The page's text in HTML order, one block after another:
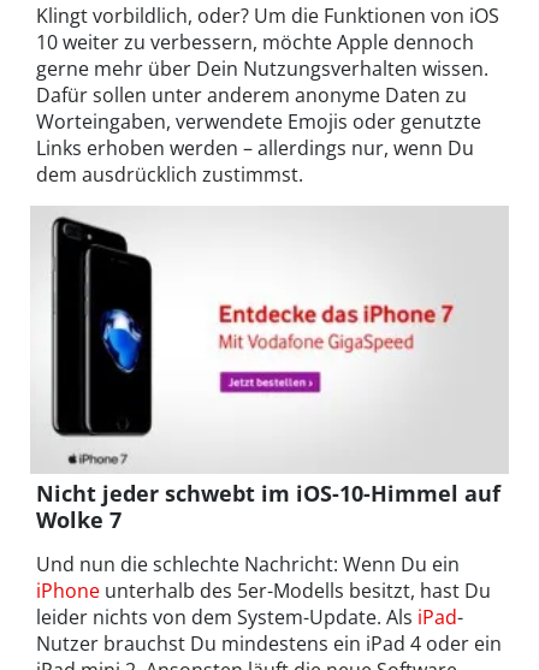
Klingt vorbildlich, oder? Um die Funktionen von iOS
10 weiter zu verbessern, möchte Apple dennoch
gerne mehr über Dein Nutzungsverhalten wissen.
Dafür sollen unter anderem anonyme Daten zu
Worteingaben, verwendete Emojis oder genutzte
Links erhoben werden – allerdings nur, wenn Du
dem ausdrücklich zustimmst.
Nicht jeder schwebt im iOS-10-Himmel auf
Wolke 7
Und nun die schlechte Nachricht: Wenn Du ein
iPhone unterhalb des 5er-Modells besitzt, hast Du
leider nichts von dem System-Update. Als iPad-
Nutzer brauchst Du mindestens ein iPad 4 oder ein